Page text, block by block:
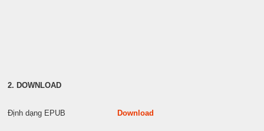
2. DOWNLOAD
Định dạng EPUB Download